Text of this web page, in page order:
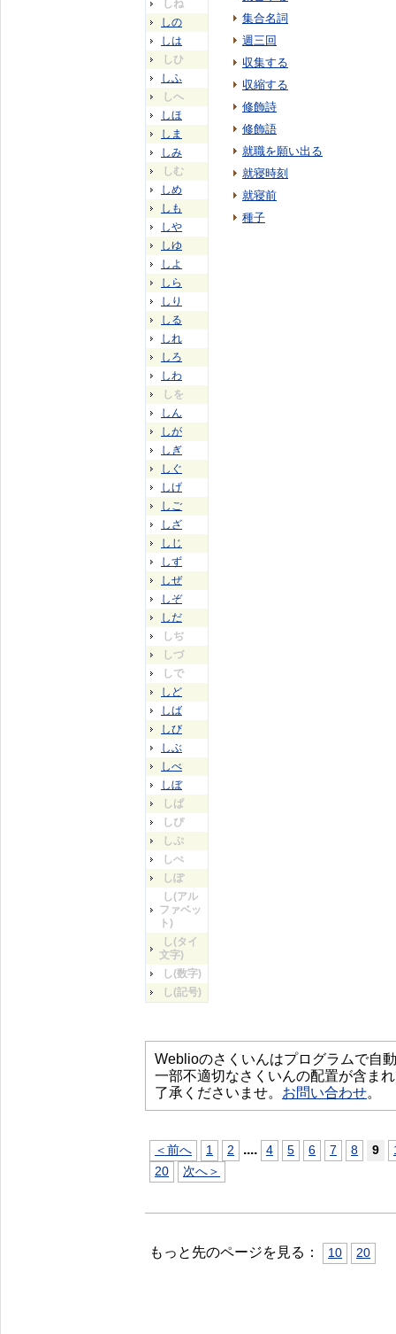
しね
しの
しは
しひ
しふ
しへ
しほ
しま
しみ
しむ
しめ
しも
しや
しゆ
しよ
しら
しり
しる
しれ
しろ
しわ
しを
しん
しが
しぎ
しぐ
しげ
しご
しざ
しじ
しず
しぜ
しぞ
しだ
しぢ
しづ
しで
しど
しば
しび
しぶ
しべ
しぼ
しぱ
しぴ
しぷ
しぺ
しぽ
し(アル
ファベッ
ト)
し(タイ
文字)
し(数字)
し(記号)
集合名詞
週三回
収集する
収縮する
修飾詩
修飾語
就職を願い出る
就寝時刻
就寝前
種子
Weblioのさくいんはプログラムで自
一部不適切なさくいんの配置が含ま
了承くださいませ。 お問い合わせ。
＜前へ 1 2 .... 4 5 6 7 8 9
20
次へ＞
もっと先のページを見る： 10 20